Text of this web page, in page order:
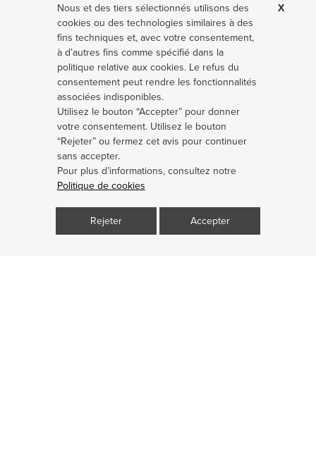
Emballage
Mesure
X
Nous et des tiers sélectionnés utilisons des
cookies ou des technologies similaires à des
fins techniques et, avec votre consentement,
à d’autres fins comme spécifié dans la
politique relative aux cookies. Le refus du
consentement peut rendre les fonctionnalités
associées indisponibles.
Utilisez le bouton “Accepter” pour donner
votre consentement. Utilisez le bouton
“Rejeter” ou fermez cet avis pour continuer
sans accepter.
Pour plus d’informations, consultez notre
Politique de cookies
Rejeter Accepter